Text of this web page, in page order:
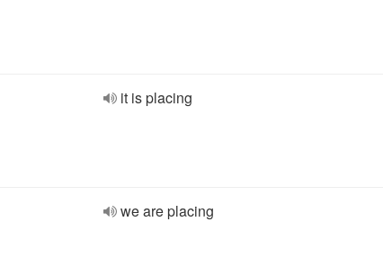
it is placing
we are placing